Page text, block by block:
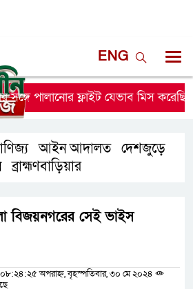
ENG
পালানোর ফ্লাইট যেভাব মিস
,আইন আদালত দেশজুড়ে
,ব্রাহ্মণবাড়িয়ার
বিজয়নগরের সেই ভাইস
অপরাহ্ন, বৃহস্পতিবার, ৩০ মে ২০২৪